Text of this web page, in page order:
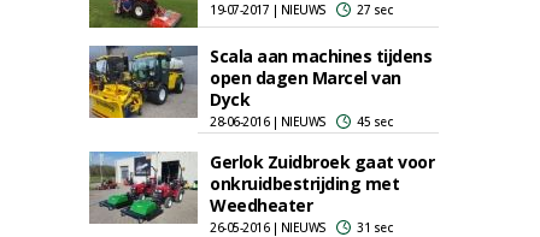
19-07-2017 | NIEUWS 27 sec
Scala aan machines tijdens
open dagen Marcel van
Dyck
28-06-2016 | NIEUWS 45 sec
Gerlok Zuidbroek gaat voor
onkruidbestrijding met
Weedheater
26-05-2016 | NIEUWS 31 sec